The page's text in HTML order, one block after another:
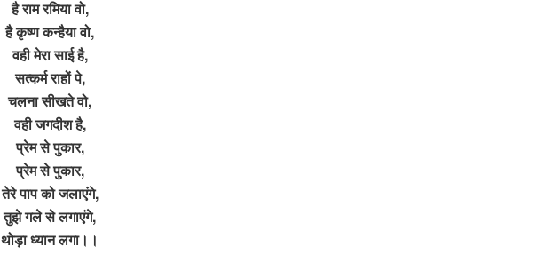
है राम रमिया वो,
है कृष्ण कन्हैया वो,
वही मेरा साई है,
सत्कर्म राहों पे,
चलना सीखते वो,
वही जगदीश है,
प्रेम से पुकार,
प्रेम से पुकार,
तेरे पाप को जलाएंगे,
तुझे गले से लगाएंगे,
थोड़ा ध्यान लगा।।